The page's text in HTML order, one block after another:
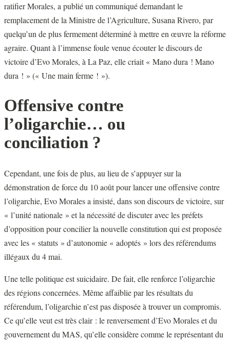
ratifier Morales, a publié un communiqué demandant le
remplacement de la Ministre de l’Agriculture, Susana Rivero, par
quelqu’un de plus fermement déterminé à mettre en œuvre la réforme
agraire. Quant à l’immense foule venue écouter le discours de
victoire d’Evo Morales, à La Paz, elle criait « Mano dura ! Mano
dura ! » (« Une main ferme ! »).
Offensive contre
l’oligarchie… ou
conciliation ?
Cependant, une fois de plus, au lieu de s’appuyer sur la
démonstration de force du 10 août pour lancer une offensive contre
l’oligarchie, Evo Morales a insisté, dans son discours de victoire, sur
« l’unité nationale » et la nécessité de discuter avec les préfets
d’opposition pour concilier la nouvelle constitution qui est proposée
avec les « statuts » d’autonomie « adoptés » lors des référendums
illégaux du 4 mai.
Une telle politique est suicidaire. De fait, elle renforce l’oligarchie
des régions concernées. Même affaiblie par les résultats du
référendum, l’oligarchie n’est pas disposée à trouver un compromis.
Ce qu’elle veut est très clair : le renversement d’Evo Morales et du
gouvernement du MAS, qu’elle considère comme le représentant du